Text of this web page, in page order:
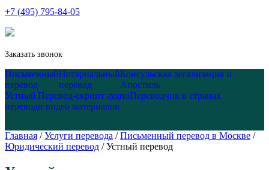
+7 (495) 795-84-05
Заказать звонок
Письменный
перевод
Нотариальный
перевод
Консульская легализация и
Апостиль
Устный
перевод
Перевод-скрипт аудио
и видео материалов
Переводчик в странах
Главная / Услуги перевода / Письменный перевод в Москве /
Юридический перевод / Устный перевод